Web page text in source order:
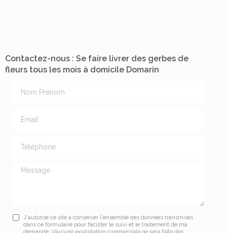
Contactez-nous : Se faire livrer des gerbes de
fleurs tous les mois à domicile Domarin
Message
J'autorise ce site à conserver l'ensemble des données transmises
dans ce formulaire pour faciliter le suivi et le traitement de ma
demande. (Aucune exploitation commerciale ne sera faite des